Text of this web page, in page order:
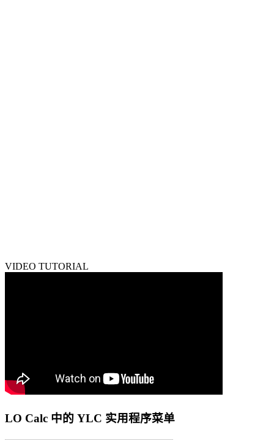
VIDEO TUTORIAL
LO Calc 中的 YLC 实用程序菜单